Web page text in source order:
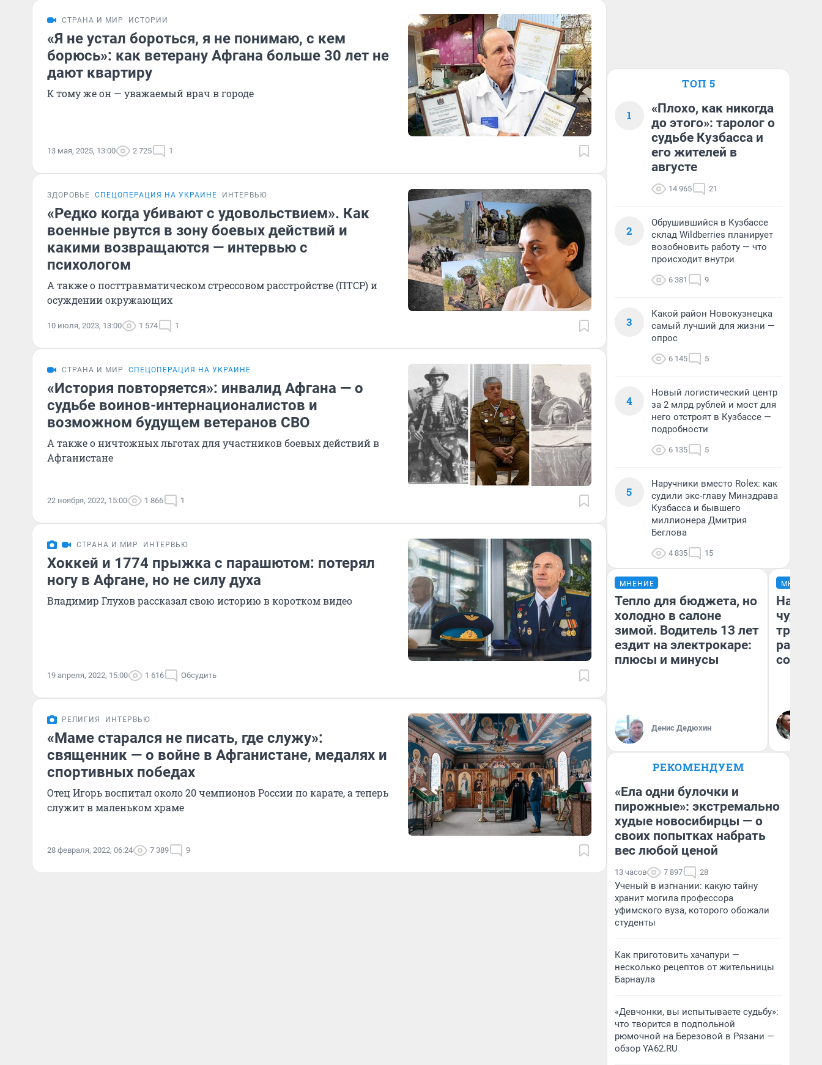
СТРАНА И МИР ИСТОРИИ
«Я не устал бороться, я не понимаю, с кем
борюсь»: как ветерану Афгана больше 30 лет не
дают квартиру
К тому же он — уважаемый врач в городе
13 мая, 2025, 13:00 2 725 1
ЗДОРОВЬЕ СПЕЦОПЕРАЦИЯ НА УКРАИНЕ ИНТЕРВЬЮ
«Редко когда убивают с удовольствием». Как
военные рвутся в зону боевых действий и
какими возвращаются — интервью с
психологом
А также о посттравматическом стрессовом расстройстве (ПТСР) и
осуждении окружающих
10 июля, 2023, 13:00 1 574 1
СТРАНА И МИР СПЕЦОПЕРАЦИЯ НА УКРАИНЕ
«История повторяется»: инвалид Афгана — о
судьбе воинов-интернационалистов и
возможном будущем ветеранов СВО
А также о ничтожных льготах для участников боевых действий в
Афганистане
22 ноября, 2022, 15:00 1 866 1
СТРАНА И МИР ИНТЕРВЬЮ
Хоккей и 1774 прыжка с парашютом: потерял
ногу в Афгане, но не силу духа
Владимир Глухов рассказал свою историю в коротком видео
19 апреля, 2022, 15:00 1 616 Обсудить
РЕЛИГИЯ ИНТЕРВЬЮ
«Маме старался не писать, где служу»:
священник — о войне в Афганистане, медалях и
спортивных победах
Отец Игорь воспитал около 20 чемпионов России по карате, а теперь
служит в маленьком храме
28 февраля, 2022, 06:24 7 389 9
ТОП 5
1
«Плохо, как никогда
до этого»: таролог о
судьбе Кузбасса и
его жителей в
августе
14 965 21
2
Обрушившийся в Кузбассе
склад Wildberries планирует
возобновить работу — что
происходит внутри
6 381 9
3
Какой район Новокузнецка
самый лучший для жизни —
опрос
6 145 5
4
Новый логистический центр
за 2 млрд рублей и мост для
него отстроят в Кузбассе —
подробности
6 135 5
5
Наручники вместо Rolex: как
судили экс-главу Минздрава
Кузбасса и бывшего
миллионера Дмитрия
Беглова
4 835 15
МНЕНИЕ
Тепло для бюджета, но
холодно в салоне
зимой. Водитель 13 лет
ездит на электрокаре:
плюсы и минусы
Денис Дедюхин
МНЕНИЕ
чудом
РЕКОМЕНДУЕМ
«Ела одни булочки и
пирожные»: экстремально
худые новосибирцы — о
своих попытках набрать
вес любой ценой
13 часов 7 897 28
Ученый в изгнании: какую тайну
хранит могила профессора
уфимского вуза, которого обожали
студенты
Как приготовить хачапури —
несколько рецептов от жительницы
Барнаула
«Девчонки, вы испытываете судьбу»:
что творится в подпольной
рюмочной на Березовой в Рязани —
обзор YA62.RU